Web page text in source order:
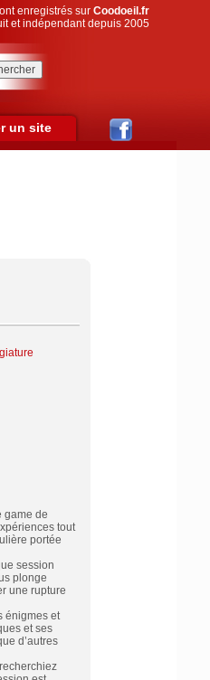
enregistrés sur Coodoeil.fr
et indépendant depuis 2005
un site
game de
tout
portée
session
plonge
une rupture
énigmes et
et ses
d’autres